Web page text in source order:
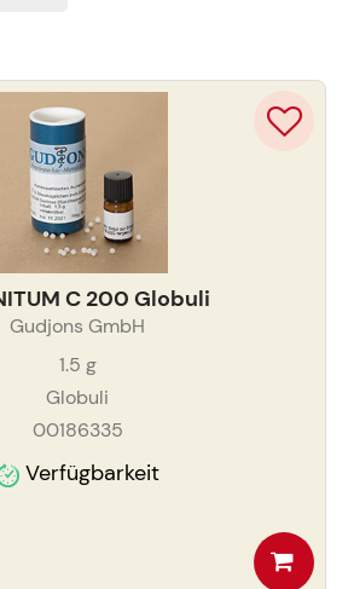
C 200 Globuli
Gudjons GmbH
1.5 g
Globuli
00186335
Verfügbarkeit